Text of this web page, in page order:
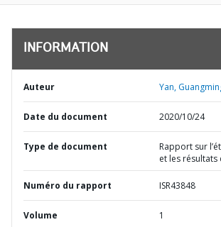
INFORMATION
Auteur Yan,
Date du document 2020/10/24
Type de document
Rapport sur
et les
Numéro du rapport ISR43848
Volume 1